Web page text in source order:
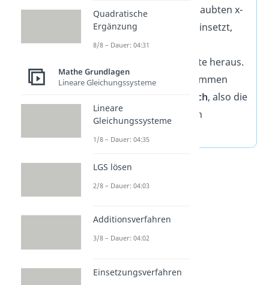
darfst. Wenn du alle erlaubten x-
Werte in die Funktion einsetzt,
bekommst du die
-Werte heraus.
Alle diese y-Werte zusammen
Wertebereich, also die
Zahlen, die die Funktion
Quadratische
Ergänzung
8/8 – Dauer: 04:31
Mathe Grundlagen
Lineare Gleichungssysteme
Lineare
Gleichungssysteme
1/8 – Dauer: 04:35
LGS lösen
2/8 – Dauer: 04:03
Additionsverfahren
3/8 – Dauer: 04:02
Einsetzungsverfahren